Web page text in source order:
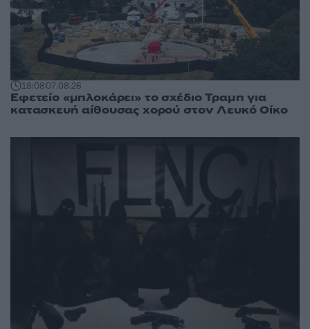
18:0807.08.26
Εφετείο «μπλοκάρει» το σχέδιο Τραμπ για
κατασκευή αίθουσας χορού στον Λευκό Οίκο